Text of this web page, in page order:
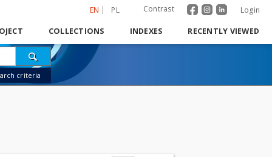
EN PL Contrast Login
COLLECTIONS INDEXES RECENTLY VIEWED
criteria